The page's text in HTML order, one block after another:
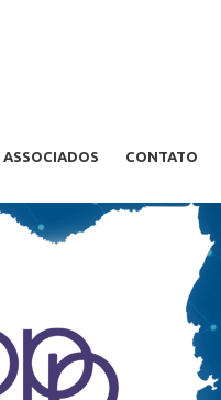
ASSOCIADOS CONTATO